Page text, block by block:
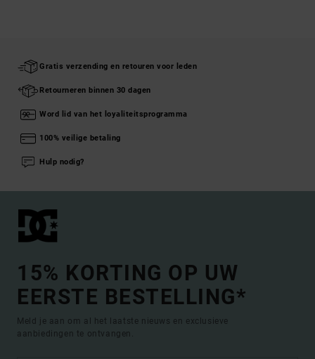
Gratis verzending en retouren voor leden
Retourneren binnen 30 dagen
Word lid van het loyaliteitsprogramma
100% veilige betaling
Hulp nodig?
15% KORTING OP UW
EERSTE BESTELLING*
Meld je aan om al het laatste nieuws en exclusieve
aanbiedingen te ontvangen.